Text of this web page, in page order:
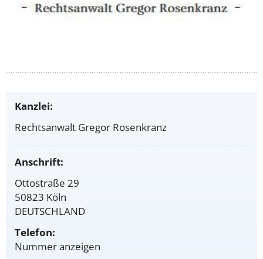
Kanzlei:
Rechtsanwalt Gregor Rosenkranz
Anschrift:
Ottostraße 29
50823 Köln
DEUTSCHLAND
Telefon:
Nummer anzeigen